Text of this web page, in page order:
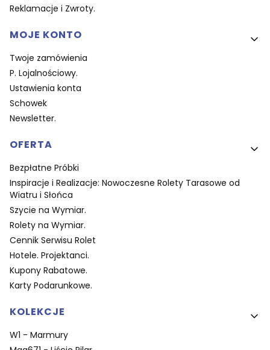
Reklamacje i Zwroty.
MOJE KONTO
Twoje zamówienia
P. Lojalnościowy.
Ustawienia konta
Schowek
Newsletter.
OFERTA
Bezpłatne Próbki
Inspiracje i Realizacje: Nowoczesne Rolety Tarasowe od
Wiatru i Słońca
Szycie na Wymiar.
Rolety na Wymiar.
Cennik Serwisu Rolet
Hotele. Projektanci.
Kupony Rabatowe.
Karty Podarunkowe.
KOLEKCJE
W1 - Marmury